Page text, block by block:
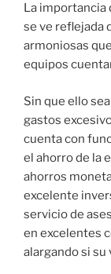
La importancia
se ve reflejada
armoniosas
equipos
Sin que ello
gastos
cuenta con
el ahorro de la
ahorros
excelente
servicio de
en excelentes
alargando si su